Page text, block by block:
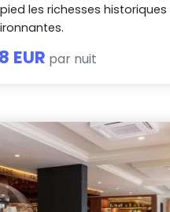
les richesses historiques
EUR par nuit